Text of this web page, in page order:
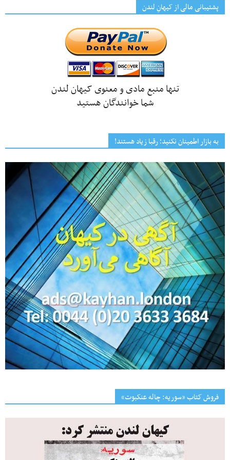
پشتیبانی مالی از کیهانِ لندن
تنها منبع مادی و معنوی کیهان لندن
شما خوانندگان هستید
به بازار اطمینان نکنید؛ رقبا زیاد هستند!
فروش کتاب «سوریه: چاله عنکبوت»